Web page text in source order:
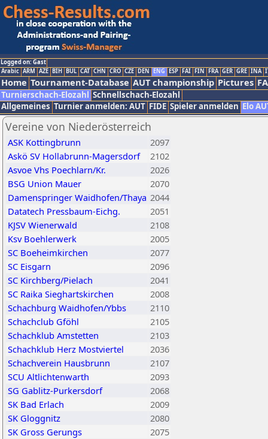
Logged on: Gast
Arabic ARM AZE BIH BUL CAT CHN CRO CZE DEN ENG ESP FAI FIN FRA GER GRE INA
Home Tournament-Database AUT championship Pictures
Turnierschach-Elozahl Schnellschach-Elozahl
Allgemeines Turnier anmelden: AUT FIDE Spieler anmelden Elo
Vereine von Niederösterreich
ASK Kottingbrunn
2097
Askö SV Hollabrunn-Magersdorf
2102
Asvoe Vhs Poechlarn/Kr.
2026
BSG Union Mauer
2070
Damenspringer Waidhofen/Thaya 2044
Datatech Pressbaum-Eichg.
2051
KJSV Wienerwald
2108
Ksv Boehlerwerk
2005
SC Boeheimkirchen
2077
SC Eisgarn
2096
SC Kirchberg/Pielach
2041
SC Raika Sieghartskirchen
2008
Schachburg Waidhofen/Ybbs
2110
Schachclub Gföhl
2105
Schachklub Amstetten
2103
Schachklub Herz Mostviertel
2036
Schachverein Hausbrunn
2107
SCU Altlichtenwarth
2093
SG Gablitz-Purkersdorf
2068
SK Bad Erlach
2009
SK Gloggnitz
2080
SK Gross Gerungs
2075